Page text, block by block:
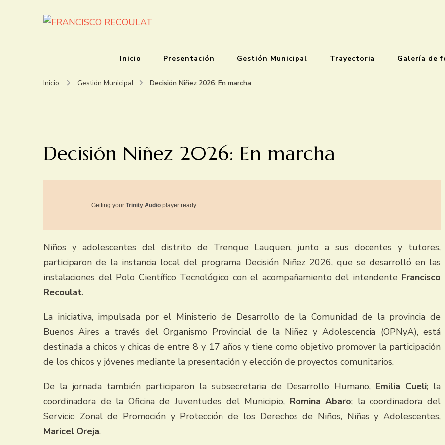
Inicio Presentación Gestión Municipal Trayectoria Galería de
Inicio Gestión Municipal Decisión Niñez 2026: En marcha
Decisión Niñez 2026: En marcha
Getting your Trinity Audio player ready...
Niños y adolescentes del distrito de Trenque Lauquen, junto a sus docentes y tutores,
participaron de la instancia local del programa Decisión Niñez 2026, que se desarrolló en las
instalaciones del Polo Científico Tecnológico con el acompañamiento del intendente Francisco
Recoulat.
La iniciativa, impulsada por el Ministerio de Desarrollo de la Comunidad de la provincia de
Buenos Aires a través del Organismo Provincial de la Niñez y Adolescencia (OPNyA), está
destinada a chicos y chicas de entre 8 y 17 años y tiene como objetivo promover la participación
de los chicos y jóvenes mediante la presentación y elección de proyectos comunitarios.
De la jornada también participaron la subsecretaria de Desarrollo Humano, Emilia Cueli; la
coordinadora de la Oficina de Juventudes del Municipio, Romina Abaro; la coordinadora del
Servicio Zonal de Promoción y Protección de los Derechos de Niños, Niñas y Adolescentes,
Maricel Oreja.